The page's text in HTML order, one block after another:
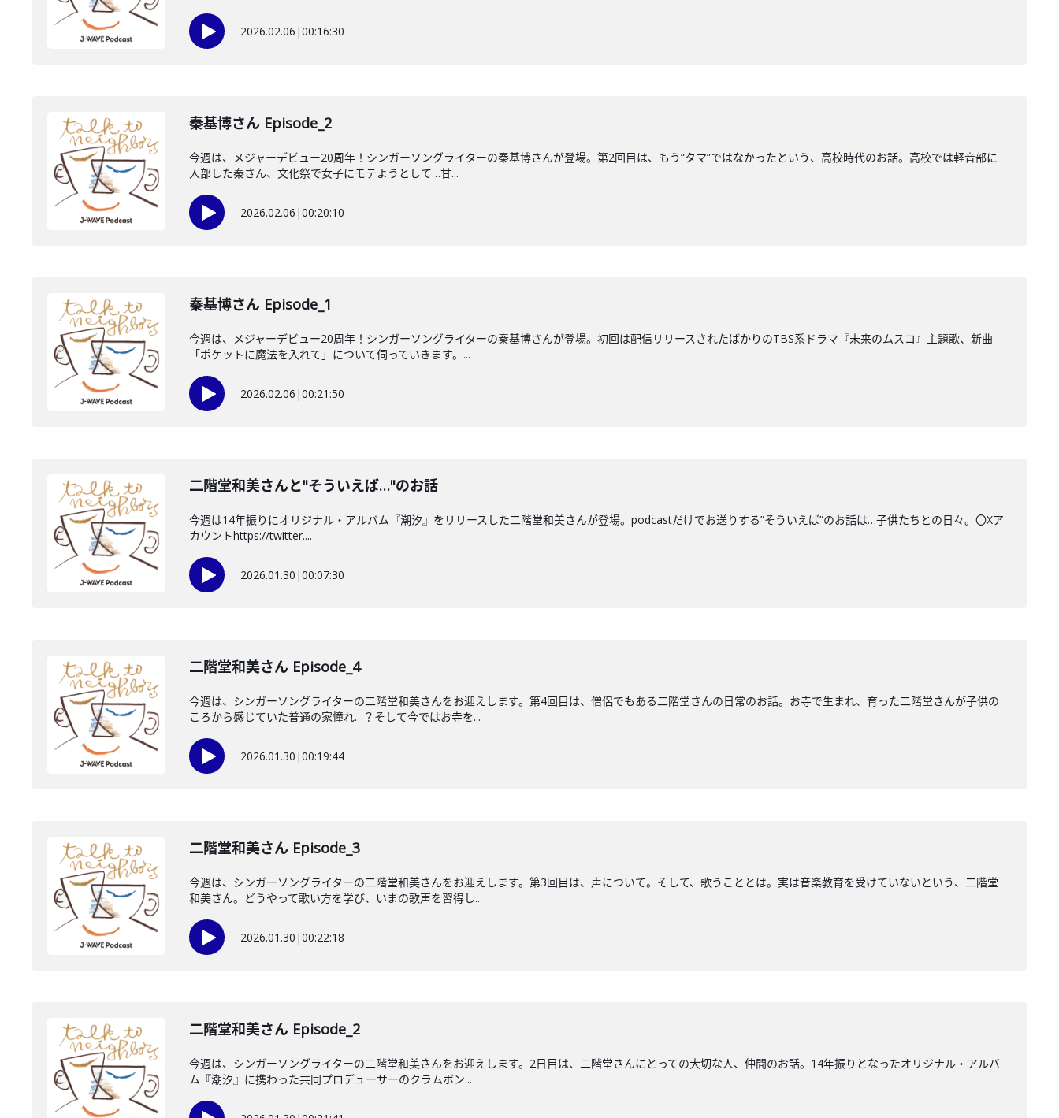
2026.02.06 |00:16:30
秦基博さん Episode_2
今週は、メジャーデビュー20周年！シンガーソングライターの秦基博さんが登場。第2回目は、もう”タマ”ではなかったという、高校時代のお話。高校では軽音部に
入部した秦さん、文化祭で女子にモテようとして…甘...
2026.02.06 |00:20:10
秦基博さん Episode_1
今週は、メジャーデビュー20周年！シンガーソングライターの秦基博さんが登場。初回は配信リリースされたばかりのTBS系ドラマ『未来のムスコ』主題歌、新曲
「ポケットに魔法を入れて」について伺っていきます。...
2026.02.06 |00:21:50
二階堂和美さんと"そういえば…"のお話
今週は14年振りにオリジナル・アルバム『潮汐』をリリースした二階堂和美さんが登場。podcastだけでお送りする”そういえば”のお話は…子供たちとの日々。〇Xア
カウントhttps://twitter....
2026.01.30 |00:07:30
二階堂和美さん Episode_4
今週は、シンガーソングライターの二階堂和美さんをお迎えします。第4回目は、僧侶でもある二階堂さんの日常のお話。お寺で生まれ、育った二階堂さんが子供の
ころから感じていた普通の家憧れ…？そして今ではお寺を...
2026.01.30 |00:19:44
二階堂和美さん Episode_3
今週は、シンガーソングライターの二階堂和美さんをお迎えします。第3回目は、声について。そして、歌うこととは。実は音楽教育を受けていないという、二階堂
和美さん。どうやって歌い方を学び、いまの歌声を習得し...
2026.01.30 |00:22:18
二階堂和美さん Episode_2
今週は、シンガーソングライターの二階堂和美さんをお迎えします。2日目は、二階堂さんにとっての大切な人、仲間のお話。14年振りとなったオリジナル・アルバ
ム『潮汐』に携わった共同プロデューサーのクラムボン...